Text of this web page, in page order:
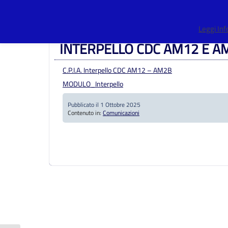
INTERPELLO CDC AM12 E
C.P.I.A. Interpello CDC AM12 – AM2B
MODULO_Interpello
Pubblicato il 1 Ottobre 2025
Contenuto in: Comunicazioni
Leggi